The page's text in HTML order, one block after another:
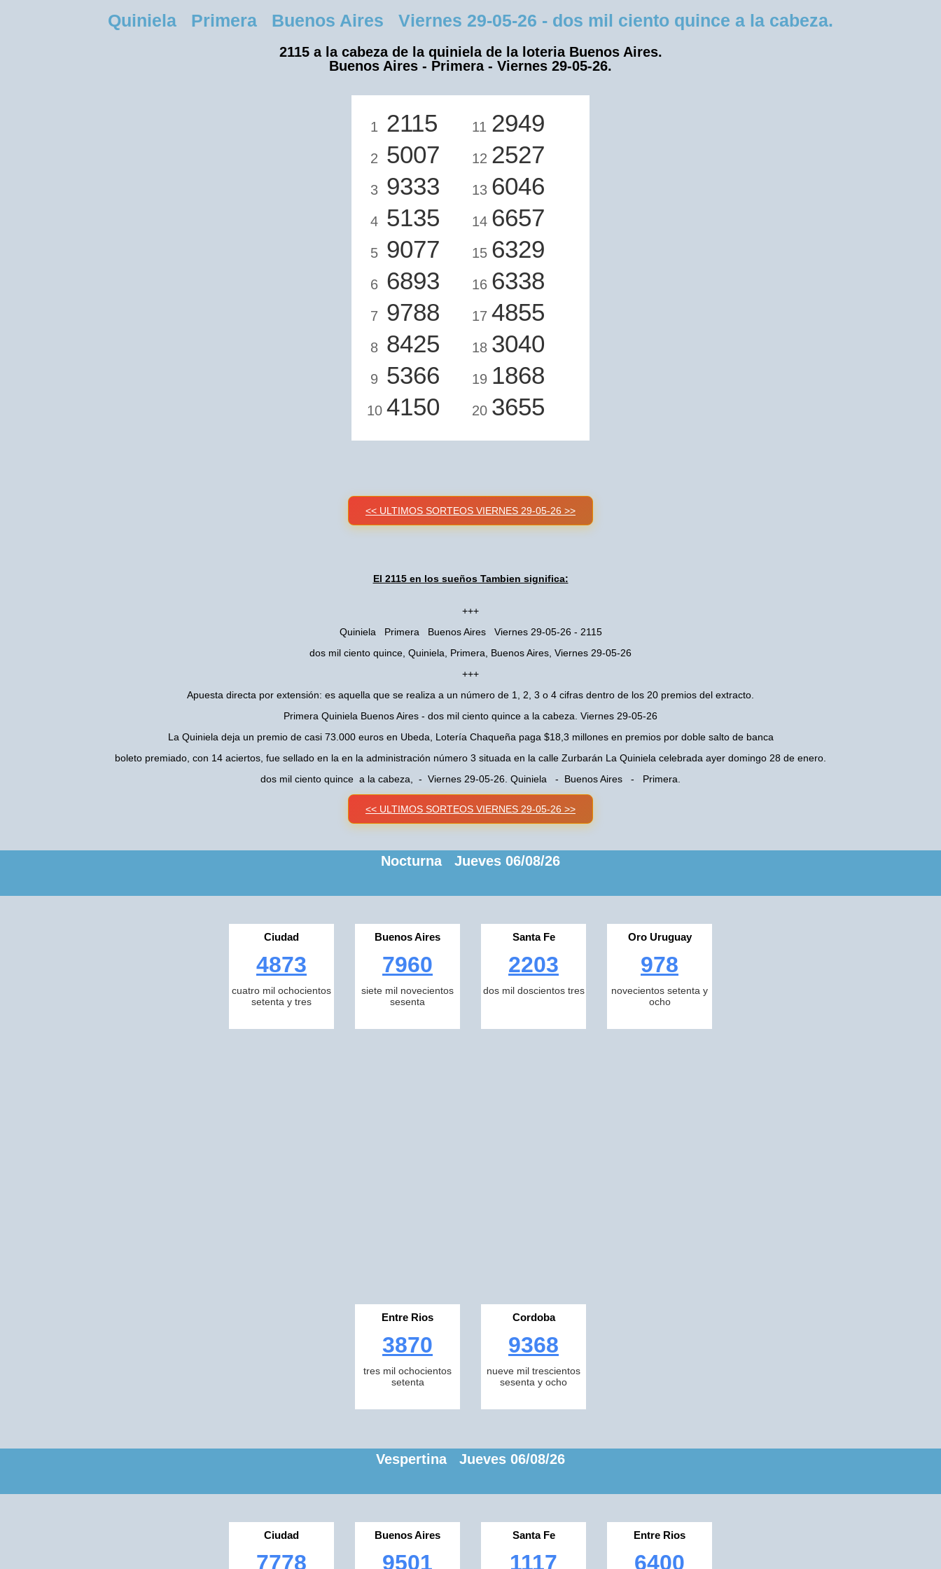
Quiniela Primera Buenos Aires Viernes 29-05-26 - dos mil ciento quince a la cabeza.
2115 a la cabeza de la quiniela de la loteria Buenos Aires.
Buenos Aires - Primera - Viernes 29-05-26.
1 2115
2 5007
3 9333
4 5135
5 9077
6 6893
7 9788
8 8425
9 5366
10 4150
11 2949
12 2527
13 6046
14 6657
15 6329
16 6338
17 4855
18 3040
19 1868
20 3655
<< ULTIMOS SORTEOS VIERNES 29-05-26 >>
El 2115 en los sueños Tambien significa:
+++
Quiniela Primera Buenos Aires Viernes 29-05-26 - 2115
dos mil ciento quince, Quiniela, Primera, Buenos Aires, Viernes 29-05-26
+++
Apuesta directa por extensión: es aquella que se realiza a un número de 1, 2, 3 o 4 cifras dentro de los 20 premios del extracto.
Primera Quiniela Buenos Aires - dos mil ciento quince a la cabeza. Viernes 29-05-26
La Quiniela deja un premio de casi 73.000 euros en Ubeda, Lotería Chaqueña paga $18,3 millones en premios por doble salto de banca
boleto premiado, con 14 aciertos, fue sellado en la en la administración número 3 situada en la calle Zurbarán La Quiniela celebrada ayer domingo 28 de enero.
dos mil ciento quince a la cabeza, - Viernes 29-05-26. Quiniela - Buenos Aires - Primera.
<< ULTIMOS SORTEOS VIERNES 29-05-26 >>
Nocturna Jueves 06/08/26
Ciudad
4873
cuatro mil ochocientos
setenta y tres
Buenos Aires
7960
siete mil novecientos
sesenta
Santa Fe
2203
dos mil doscientos tres
Oro Uruguay
978
novecientos setenta y
ocho
Entre Rios
3870
tres mil ochocientos
setenta
Cordoba
9368
nueve mil trescientos
sesenta y ocho
Vespertina Jueves 06/08/26
Ciudad
7778
Buenos Aires
9501
Santa Fe
1117
Entre Rios
6400